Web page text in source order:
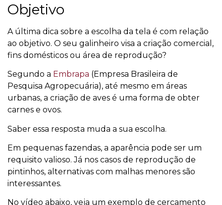
Objetivo
A última dica sobre a escolha da tela é com relação
ao objetivo. O seu galinheiro visa a criação comercial,
fins domésticos ou área de reprodução?
Segundo a Embrapa (Empresa Brasileira de
Pesquisa Agropecuária), até mesmo em áreas
urbanas, a criação de aves é uma forma de obter
carnes e ovos.
Saber essa resposta muda a sua escolha.
Em pequenas fazendas, a aparência pode ser um
requisito valioso. Já nos casos de reprodução de
pintinhos, alternativas com malhas menores são
interessantes.
No vídeo abaixo, veja um exemplo de cercamento